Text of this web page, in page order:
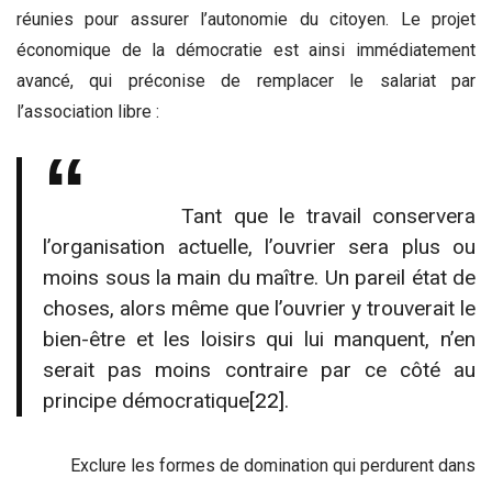
réunies pour assurer l’autonomie du citoyen. Le projet
économique de la démocratie est ainsi immédiatement
avancé, qui préconise de remplacer le salariat par
l’association libre :
Tant que le travail conservera
l’organisation actuelle, l’ouvrier sera plus ou
moins sous la main du maître. Un pareil état de
choses, alors même que l’ouvrier y trouverait le
bien-être et les loisirs qui lui manquent, n’en
serait pas moins contraire par ce côté au
principe démocratique[22].
Exclure les formes de domination qui perdurent dans